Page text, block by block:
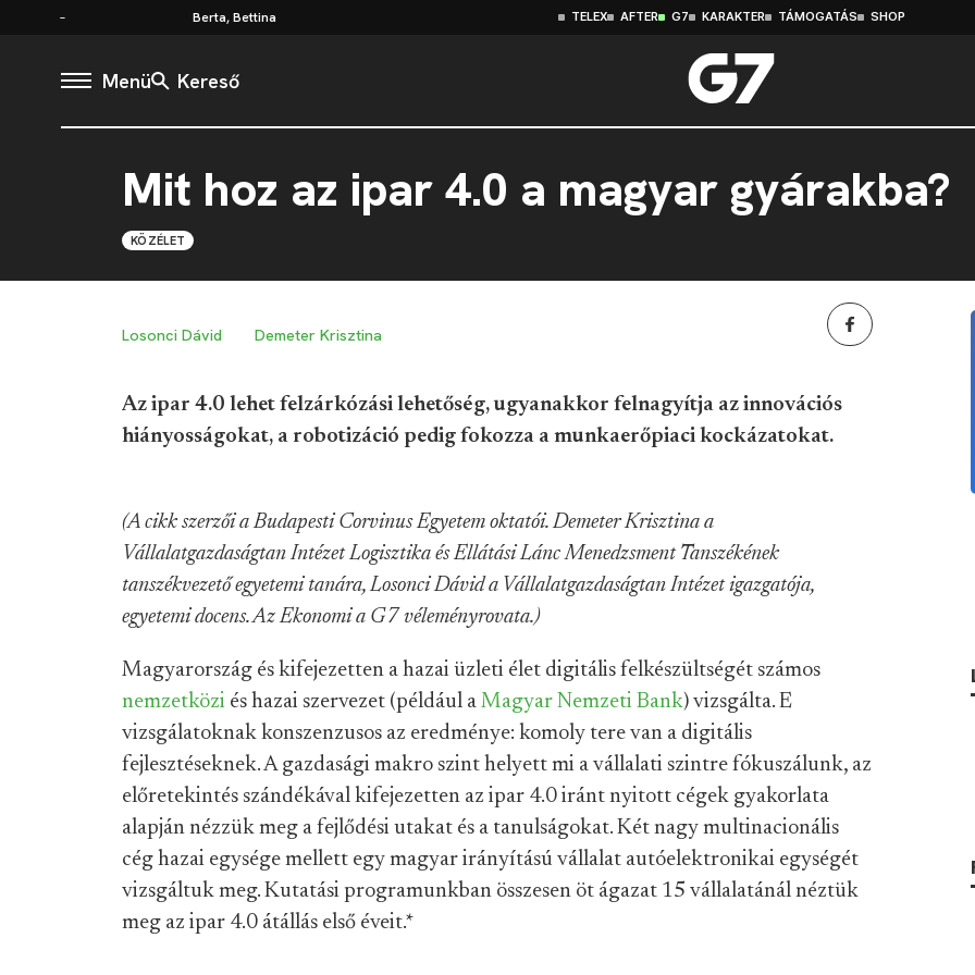
Berta, Bettina TELEX AFTER G7 KARAKTER TÁMOGATÁS SHOP
Menü Kereső
Mit hoz az ipar 4.0 a magyar gyárakba?
KÖZÉLET
Losonci Dávid Demeter Krisztina
Az ipar 4.0 lehet felzárkózási lehetőség, ugyanakkor felnagyítja az innovációs
hiányosságokat, a robotizáció pedig fokozza a munkaerőpiaci kockázatokat.
(A cikk szerzői a Budapesti Corvinus Egyetem oktatói. Demeter Krisztina a
Vállalatgazdaságtan Intézet Logisztika és Ellátási Lánc Menedzsment Tanszékének
tanszékvezető egyetemi tanára, Losonci Dávid a Vállalatgazdaságtan Intézet igazgatója,
egyetemi docens. Az Ekonomi a G7 véleményrovata.)
Magyarország és kifejezetten a hazai üzleti élet digitális felkészültségét számos
nemzetközi és hazai szervezet (például a Magyar Nemzeti Bank) vizsgálta. E
vizsgálatoknak konszenzusos az eredménye: komoly tere van a digitális
fejlesztéseknek. A gazdasági makro szint helyett mi a vállalati szintre fókuszálunk, az
előretekintés szándékával kifejezetten az ipar 4.0 iránt nyitott cégek gyakorlata
alapján nézzük meg a fejlődési utakat és a tanulságokat. Két nagy multinacionális
cég hazai egysége mellett egy magyar irányítású vállalat autóelektronikai egységét
vizsgáltuk meg. Kutatási programunkban összesen öt ágazat 15 vállalatánál néztük
meg az ipar 4.0 átállás első éveit.*